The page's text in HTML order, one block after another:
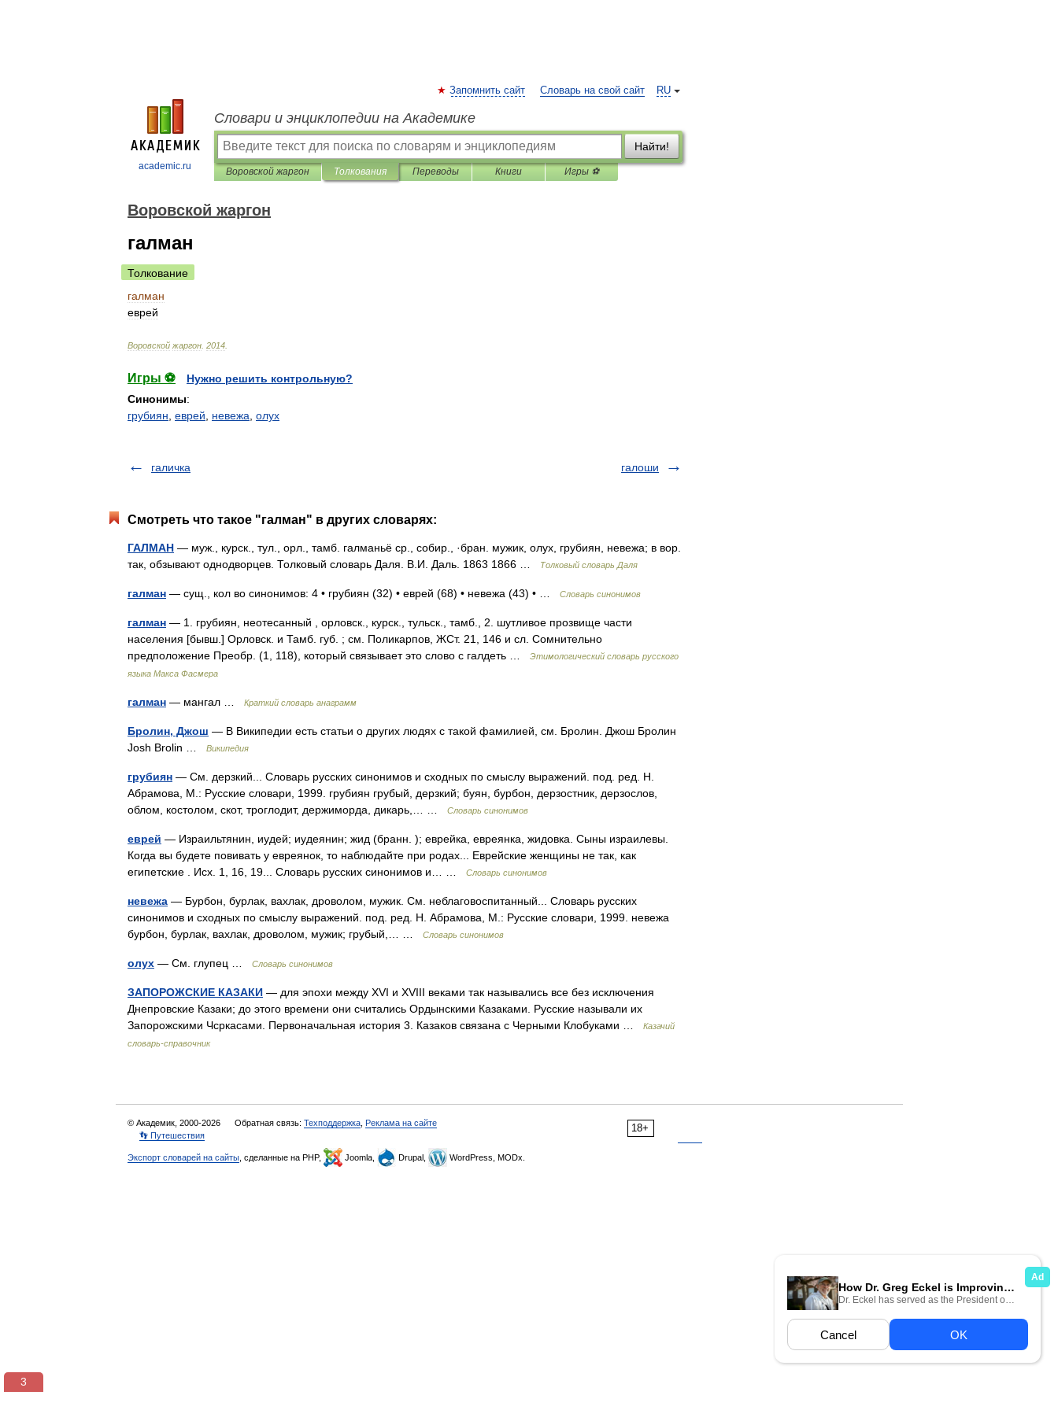
academic.ru
RU
Запомнить сайт Словарь на свой сайт
Словари и энциклопедии на Академике
Найти!
Воровской жаргон Толкования Переводы Книги Игры ⚽
Воровской жаргон
галман
Толкование
галман
еврей
Воровской жаргон 2014
Игры ⚽
Нужно решить контрольную?
Синонимы:
грубиян еврей невежа олух
галичка галоши
Смотреть что такое "галман" в других словарях:
ГАЛМАН — муж., курск., тул., орл., тамб. галманьё ср., собир., ·бран. мужик, олух, грубиян, невежа; в вор.
так, обзывают однодворцев. Толковый словарь Даля. В.И. Даль. 1863 1866 …
Толковый словарь Даля
галман — сущ., кол во синонимов: 4 • грубиян (32) • еврей (68) • невежа (43) • … Словарь синонимов
галман — 1. грубиян, неотесанный , орловск., курск., тульск., тамб., 2. шутливое прозвище части
населения [бывш.] Орловск. и Тамб. губ. ; см. Поликарпов, ЖСт. 21, 146 и сл. Сомнительно
предположение Преобр. (1, 118), который связывает это слово с галдеть …
Этимологический словарь русского
языка Макса Фасмера
галман — мангал … Краткий словарь анаграмм
Бролин, Джош — В Википедии есть статьи о других людях с такой фамилией, см. Бролин. Джош Бролин
Josh Brolin …
Википедия
грубиян — См. дерзкий... Словарь русских синонимов и сходных по смыслу выражений. под. ред. Н.
Абрамова, М.: Русские словари, 1999. грубиян грубый, дерзкий; буян, бурбон, дерзостник, дерзослов,
облом, костолом, скот, троглодит, держиморда, дикарь,… …
Словарь синонимов
еврей — Израильтянин, иудей; иудеянин; жид (бранн. ); еврейка, евреянка, жидовка. Сыны израилевы.
Когда вы будете повивать у евреянок, то наблюдайте при родах... Еврейские женщины не так, как
египетские . Исх. 1, 16, 19... Словарь русских синонимов и… …
Словарь синонимов
невежа — Бурбон, бурлак, вахлак, дроволом, мужик. См. неблаговоспитанный... Словарь русских
синонимов и сходных по смыслу выражений. под. ред. Н. Абрамова, М.: Русские словари, 1999. невежа
бурбон, бурлак, вахлак, дроволом, мужик; грубый,… …
Словарь синонимов
олух — См. глупец … Словарь синонимов
ЗАПОРОЖСКИЕ КАЗАКИ — для эпохи между XVI и XVIII веками так назывались все без исключения
Днепровские Казаки; до этого времени они считались Ордынскими Казаками. Русские называли их
Запорожскими Чсркасами. Первоначальная история 3. Казаков связана с Черными Клобуками …
Казачий
словарь-справочник
18+
© Академик, 2000-2026 Обратная связь: Техподдержка Реклама на сайте
👣 Путешествия
Экспорт словарей на сайты , сделанные на PHP, Joomla, Drupal, WordPress, MODx.
3